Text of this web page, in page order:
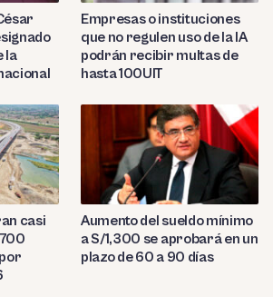
la
Empresas o instituciones
que no regulen uso de la IA
podrán recibir multas de
hasta 100UIT
casi
Aumento del sueldo mínimo
a S/1,300 se aprobará en un
plazo de 60 a 90 días